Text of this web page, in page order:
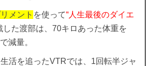
メント を使って“人生最後のダイエ
した渡部は、 70キロあった体重を
減量。
活を追ったVTRでは、1回転半ジャ